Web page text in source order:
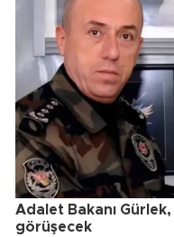
Adalet Bakanı
görüşecek